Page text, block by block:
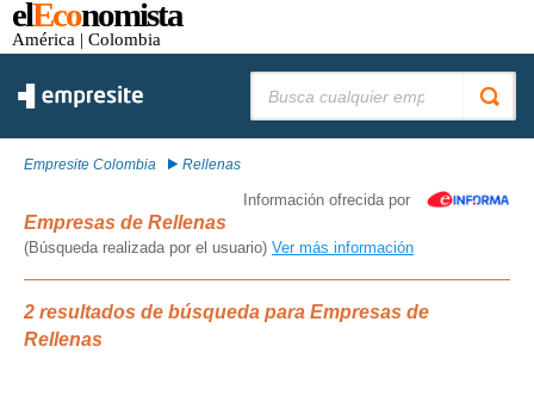
elEconomista
América | Colombia
Empresite Colombia Rellenas
Información ofrecida por
Empresas de Rellenas
(Búsqueda realizada por el usuario) Ver más información
2 resultados de búsqueda para Empresas de
Rellenas